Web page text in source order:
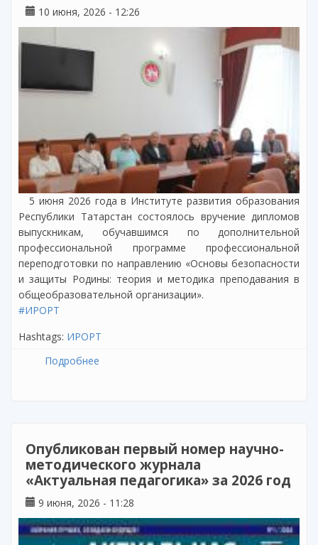
10 июня, 2026 - 12:26
5 июня 2026 года в Институте развития образования
Республики Татарстан состоялось вручение дипломов
выпускникам, обучавшимся по дополнительной
профессиональной программе профессиональной
переподготовки по направлению «Основы безопасности
и защиты Родины: теория и методика преподавания в
общеобразовательной организации».
#ИРОРТ
Hashtags: ИРОРТ
Подробнее
Опубликован первый номер научно-
методического журнала
«Актуальная педагогика» за 2026 год
9 июня, 2026 - 11:28